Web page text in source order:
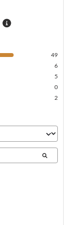
49
6
5
0
2